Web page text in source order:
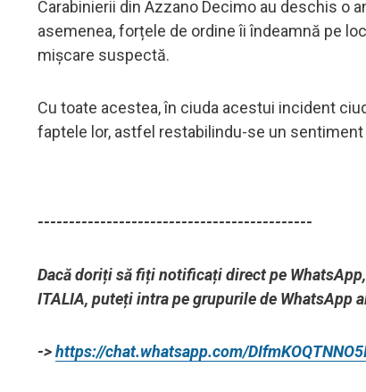
Carabinierii din Azzano Decimo au deschis o
asemenea, forțele de ordine îi îndeamnă pe
mișcare suspectă.
Cu toate acestea, în ciuda acestui incident
faptele lor, astfel restabilindu-se un
--------------------------------------------
Dacă doriți să fiți notificați direct pe
ITALIA, puteți intra pe grupurile de
->https://chat.whatsapp.com/